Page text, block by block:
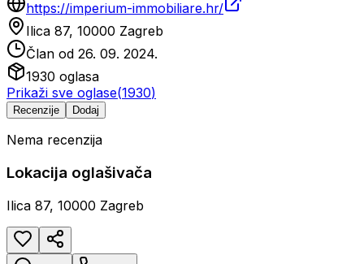
https://imperium-immobiliare.hr/
Ilica 87, 10000 Zagreb
Član od 26. 09. 2024.
1930 oglasa
Prikaži sve oglase(1930)
Recenzije Dodaj
Nema recenzija
Lokacija oglašivača
Ilica 87, 10000 Zagreb